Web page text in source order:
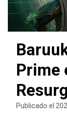
Prime
Publicado el